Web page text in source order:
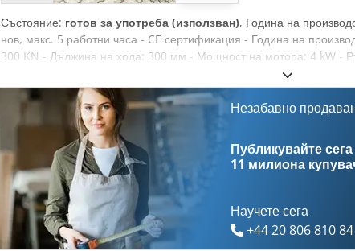
Състояние: готов за употреба (използван), Година на
нов, макс. 5 работни часа - CE сертификация - Година на
300 KN - Дължина на хода: 300 мм - Мощност на мотора: 4 kW -
превключвател - Различни огъващи инструменти - Ограничител
Размери: ДxШxВ 1,5x1,2x1,5 м / Тегло: 850 кг Правото на
Незабавно
Публикувайте
11 милиона
Научете сега
+44 20 806 810 84